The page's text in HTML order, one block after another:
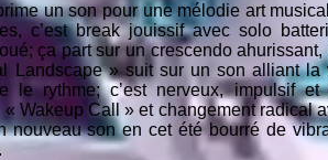
un son pour une mélodie art
c’est break jouissif avec solo
ça part sur un crescendo
Landscape » suit sur un son alliant
le rythme; c’est nerveux, impulsif
Wakeup Call » et changement radical
nouveau son en cet été bourré de